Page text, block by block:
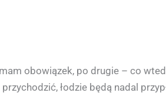
obowiązek, po drugie – co
łodzie będą nadal